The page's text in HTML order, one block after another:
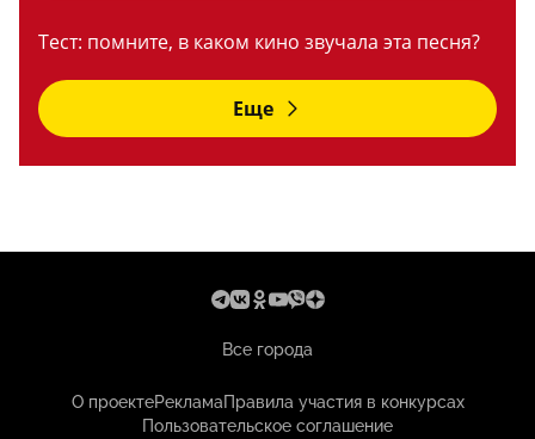
Тест: помните, в каком кино звучала эта песня?
Еще
Все города
О проектеРекламаПравила участия в конкурсах
Пользовательское соглашение